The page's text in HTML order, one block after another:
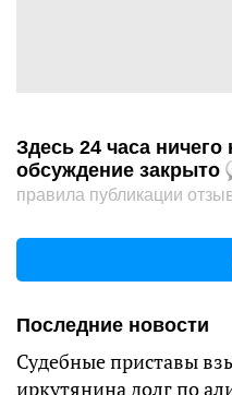
Здесь 24 часа
обсуждение закрыто
правила публикации
Последние новости
Судебные приставы
иркутянина долг по